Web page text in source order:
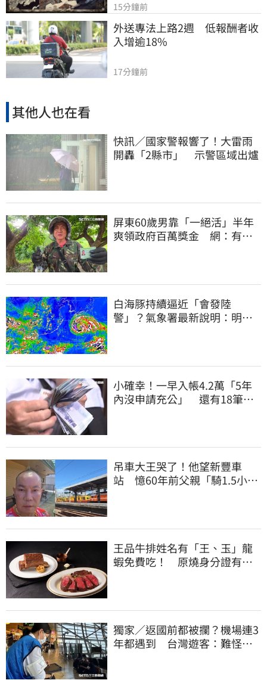
15分鐘前
外送專法上路2週　低報酬者收
入增逾18%
17分鐘前
其他人也在看
快訊／國家警報響了！大雷雨
開轟「2縣市」 示警區域出爐
屏東60歲男靠「一絕活」半年
爽領政府百萬獎金 網：有人
白海豚持續逼近「會發陸
警」？氣象署最新說明：明天
小確幸！一早入帳4.2萬「5年
內沒申請充公」 還有18筆錢
吊車大王哭了！他望新豐車
站 憶60年前父親「騎1.5小時
王品牛排姓名有「王、玉」龍
蝦免費吃！ 原燒身分證有
獨家／返國前都被攔？機場連3
年都遇到 台灣遊客：難怪日